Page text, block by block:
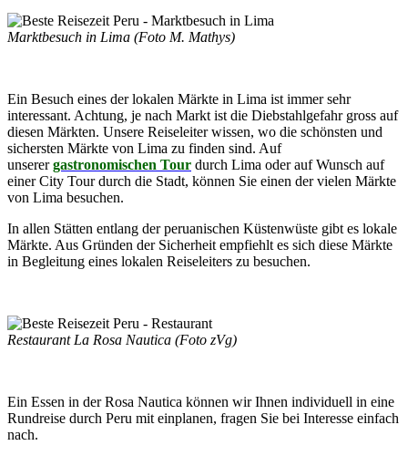
Marktbesuch in Lima (Foto M. Mathys)
Ein Besuch eines der lokalen Märkte in Lima ist immer sehr
interessant. Achtung, je nach Markt ist die Diebstahlgefahr gross auf
diesen Märkten. Unsere Reiseleiter wissen, wo die schönsten und
sichersten Märkte von Lima zu finden sind. Auf
unserergastronomischen Tour durch Lima oder auf Wunsch auf
einer City Tour durch die Stadt, können Sie einen der vielen Märkte
von Lima besuchen.
In allen Stätten entlang der peruanischen Küstenwüste gibt es lokale
Märkte. Aus Gründen der Sicherheit empfiehlt es sich diese Märkte
in Begleitung eines lokalen Reiseleiters zu besuchen.
Restaurant La Rosa Nautica (Foto zVg)
Ein Essen in der Rosa Nautica können wir Ihnen individuell in eine
Rundreise durch Peru mit einplanen, fragen Sie bei Interesse einfach
nach.